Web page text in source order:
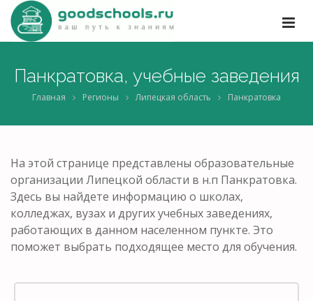
Панкратовка, учебные заведения
Главная Регионы Липецкая область Панкратовка
На этой странице представлены образовательные
организации Липецкой области в н.п Панкратовка.
Здесь вы найдете информацию о школах,
колледжах, вузах и других учебных заведениях,
работающих в данном населенном пункте. Это
поможет выбрать подходящее место для обучения.